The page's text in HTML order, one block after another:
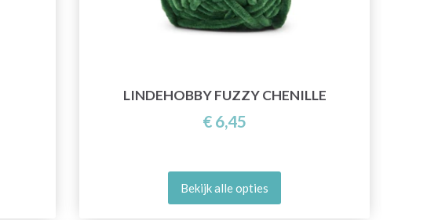
LINDEHOBBY FUZZY CHENILLE
€ 6,45
Bekijk alle opties